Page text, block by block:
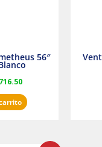
56″
716.50